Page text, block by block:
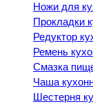
Ножи для
Прокладки
Редуктор
Ремень
Смазка
Чаша
Шестерня